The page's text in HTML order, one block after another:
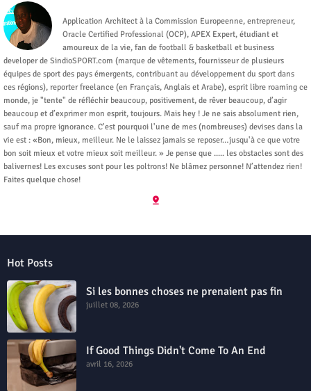
Application Architect à la Commission Europeenne, entrepreneur,
Oracle Certified Professional (OCP), APEX Expert, étudiant et
amoureux de la vie, fan de football & basketball et business
developer de SindioSPORT.com (marque de vêtements, fournisseur de plusieurs
équipes de sport des pays émergents, contribuant au développement du sport dans
ces régions), reporter freelance (en Français, Anglais et Arabe), esprit libre roaming ce
monde, je "tente" de réfléchir beaucoup, positivement, de rêver beaucoup, d’agir
beaucoup et d’exprimer mon esprit, toujours. Mais hey ! Je ne sais absolument rien,
sauf ma propre ignorance. C'est pourquoi l'une de mes (nombreuses) devises dans la
vie est : «Bon, mieux, meilleur. Ne le laissez jamais se reposer…jusqu'à ce que votre
bon soit mieux et votre mieux soit meilleur. » Je pense que ..... les obstacles sont des
balivernes! Les excuses sont pour les poltrons! Ne blâmez personne! N’attendez rien!
Faites quelque chose!
Hot Posts
Si les bonnes choses ne prenaient pas fin
juillet 08, 2026
If Good Things Didn't Come To An End
avril 16, 2026